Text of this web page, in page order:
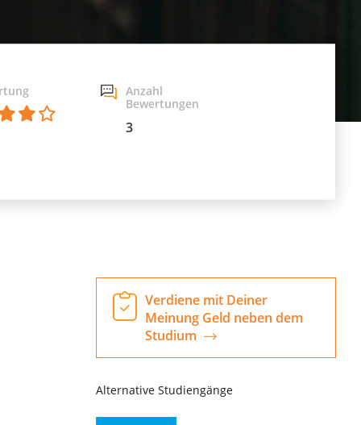
Anzahl
Bewertungen
3
Verdiene mit Deiner
Meinung Geld neben dem
Studium
Alternative Studiengänge